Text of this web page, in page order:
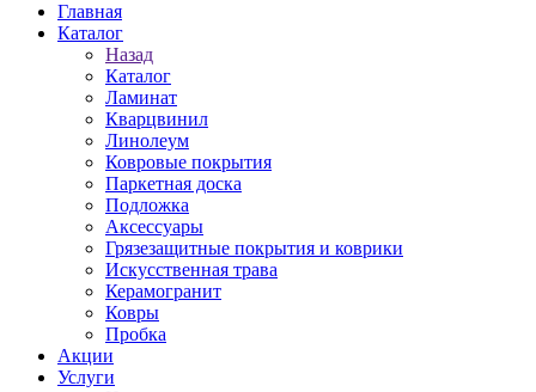
Главная
Каталог
Назад
Каталог
Ламинат
Кварцвинил
Линолеум
Ковровые покрытия
Паркетная доска
Подложка
Аксессуары
Грязезащитные покрытия и коврики
Искусственная трава
Керамогранит
Ковры
Пробка
Акции
Услуги